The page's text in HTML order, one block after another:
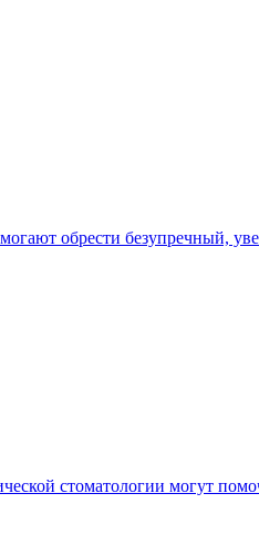
обрести безупречный,
стоматологии могут